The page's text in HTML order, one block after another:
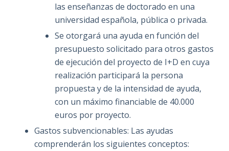
las enseñanzas de doctorado en una
universidad española, pública o privada.
Se otorgará una ayuda en función del
presupuesto solicitado para otros gastos
de ejecución del proyecto de I+D en cuya
realización participará la persona
propuesta y de la intensidad de ayuda,
con un máximo financiable de 40.000
euros por proyecto.
Gastos subvencionables: Las ayudas
comprenderán los siguientes conceptos: